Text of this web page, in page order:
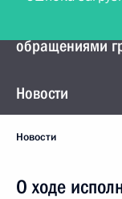
Управление
обращениями
Новости
Новости
О ходе